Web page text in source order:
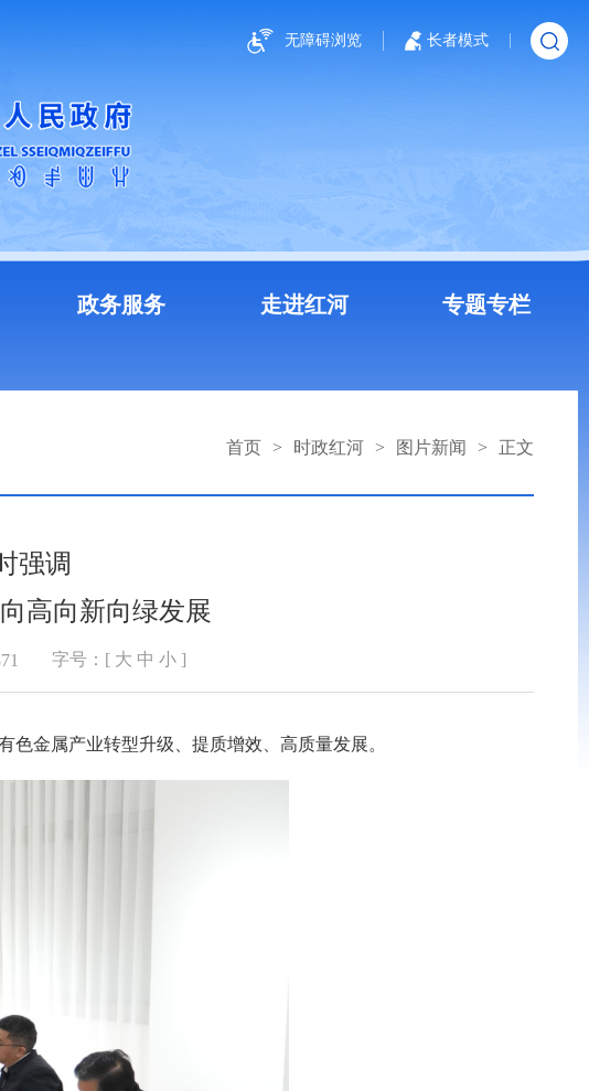
无障碍浏览 长者模式
政务服务 走进红河 专题专栏
首页 > 时政红河 > 图片新闻 > 正文
强调
高向新向绿发展
字号：[ 大 中 小 ]
金属产业转型升级、提质增效、高质量发展。